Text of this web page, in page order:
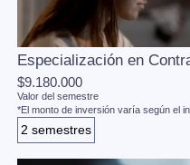
Especialización en
$9.180.000
Valor del semestre
*El monto de inversión varía según el
2 semestres